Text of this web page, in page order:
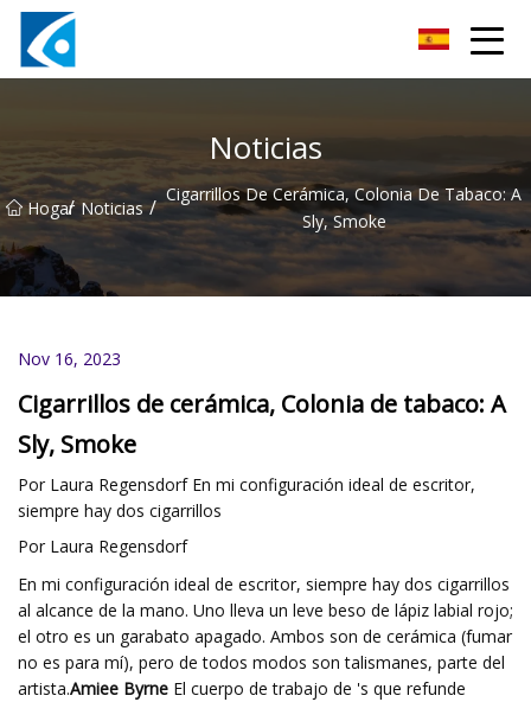
Noticias
Hogar
/ Noticias / Cigarrillos De Cerámica, Colonia De Tabaco: A
Sly, Smoke
Nov 16, 2023
Cigarrillos de cerámica, Colonia de tabaco: A
Sly, Smoke
Por Laura Regensdorf En mi configuración ideal de escritor,
siempre hay dos cigarrillos
Por Laura Regensdorf
En mi configuración ideal de escritor, siempre hay dos cigarrillos
al alcance de la mano. Uno lleva un leve beso de lápiz labial rojo;
el otro es un garabato apagado. Ambos son de cerámica (fumar
no es para mí), pero de todos modos son talismanes, parte del
artista.Amiee Byrne El cuerpo de trabajo de 's que refunde